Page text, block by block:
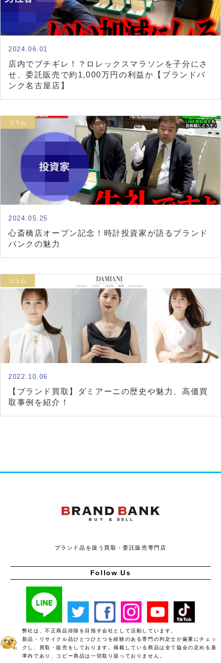
2024.06.01
店内でブチギレ！？ロレックスマラソンを子分にさ
せ、委託販売で約1,000万円の利益か【ブランドバ
ンク名古屋店】
コラム
2024.05.25
心斎橋店オープン記念！時計投資家が語るブランド
バンクの魅力
コラム
2022.10.06
【ブランド買取】ダミアーニの歴史や魅力、高価買
取事例を紹介！
ブランド品を扱う買取・委託販売専門店
Follow Us
弊社は、不正商品排除を目指す会社として活動しています。
新品・リサイクル品ひとつひとつを経験のある専門の判定士が厳重にチェッ
クし、買取・販売をしております。掲載している商品は全て協会の定める基
準内であり、コピー商品は一切取り扱っておりません。